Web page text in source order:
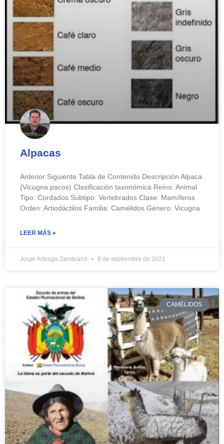
Alpacas
Anterior Siguiente Tabla de Contenido Descripción Alpaca
(Vicugna pacos) Clasificación taxonómica Reino: Animal
Tipo: Cordados Subtipo: Vertebrados Clase: Mamíferos
Orden: Artiodáctilos Familia: Camélidos Género: Vicugna
LEER MÁS »
Jorge Arteaga Zambrana 8 de septiembre de 2021
CAMÉLIDOS